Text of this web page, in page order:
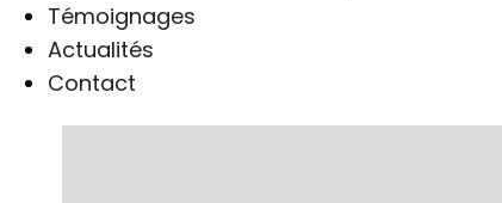
Témoignages
Actualités
Contact